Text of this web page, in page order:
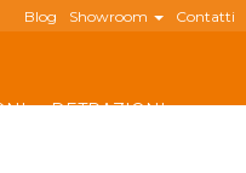
Blog Showroom Contatti
DETRAZIONI